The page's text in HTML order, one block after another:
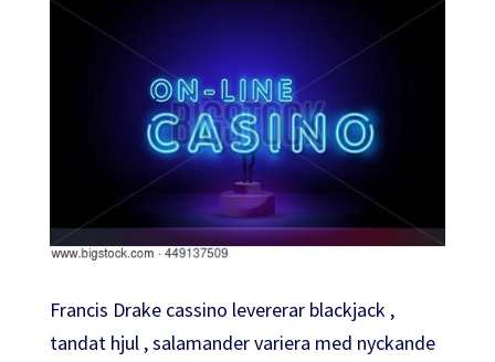
Francis Drake cassino levererar blackjack ,
tandat hjul , salamander variera med nyckande